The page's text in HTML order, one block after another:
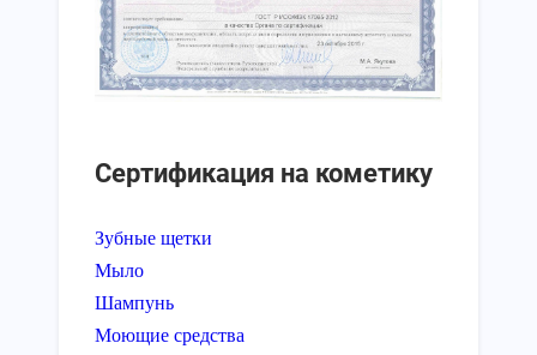
Сертификация на кометику
Зубные щетки
Мыло
Шампунь
Моющие средства